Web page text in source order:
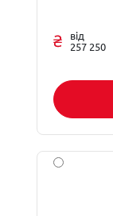
від
257 250